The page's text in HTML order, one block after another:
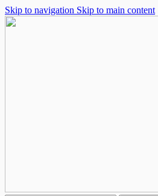
Skip to navigation Skip to main content